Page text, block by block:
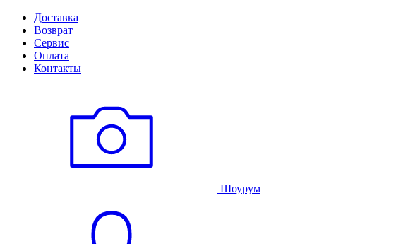
Доставка
Возврат
Сервис
Оплата
Контакты
Шоурум